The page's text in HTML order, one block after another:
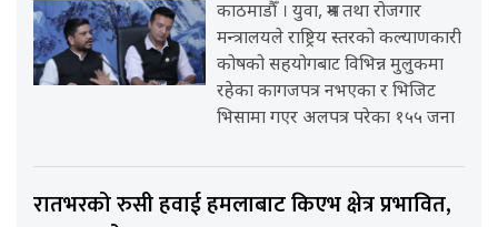
काठमाडौँ । युवा, श्रम तथा रोजगार
मन्त्रालयले राष्ट्रिय स्तरको कल्याणकारी
कोषको सहयोगबाट विभिन्न मुलुकमा
रहेका कागजपत्र नभएका र भिजिट
भिसामा गएर अलपत्र परेका १५५ जना
रातभरको रुसी हवाई हमलाबाट किएभ क्षेत्र प्रभावित,